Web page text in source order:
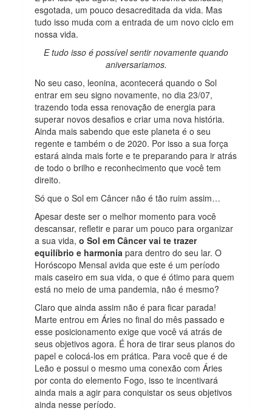
esgotada, um pouco desacreditada da vida. Mas
tudo isso muda com a entrada de um novo ciclo em
nossa vida.
E tudo isso é possível sentir novamente quando
aniversariamos.
No seu caso, leonina, acontecerá quando o Sol
entrar em seu signo novamente, no dia 23/07,
trazendo toda essa renovação de energia para
superar novos desafios e criar uma nova história.
Ainda mais sabendo que este planeta é o seu
regente e também o de 2020. Por isso a sua força
estará ainda mais forte e te preparando para ir atrás
de todo o brilho e reconhecimento que você tem
direito.
Só que o Sol em Câncer não é tão ruim assim…
Apesar deste ser o melhor momento para você
descansar, refletir e parar um pouco para organizar
a sua vida,o Sol em Câncer vai te trazer
equilíbrio e harmonia para dentro do seu lar. O
Horóscopo Mensal avida que este é um período
mais caseiro em sua vida, o que é ótimo para quem
está no meio de uma pandemia, não é mesmo?
Claro que ainda assim não é para ficar parada!
Marte entrou em Áries no final do mês passado e
esse posicionamento exige que você vá atrás de
seus objetivos agora. É hora de tirar seus planos do
papel e colocá-los em prática. Para você que é de
Leão e possui o mesmo uma conexão com Áries
por conta do elemento Fogo, isso te incentivará
ainda mais a agir para conquistar os seus objetivos
ainda nesse período.